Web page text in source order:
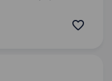
викладача